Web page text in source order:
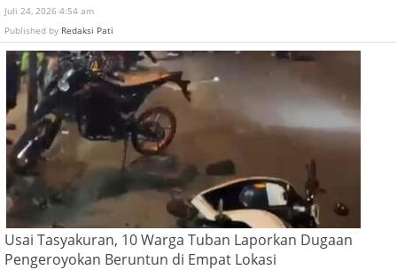
Juli 24, 2026 4:54 am
Published by Redaksi Pati
Usai Tasyakuran, 10 Warga Tuban Laporkan Dugaan
Pengeroyokan Beruntun di Empat Lokasi